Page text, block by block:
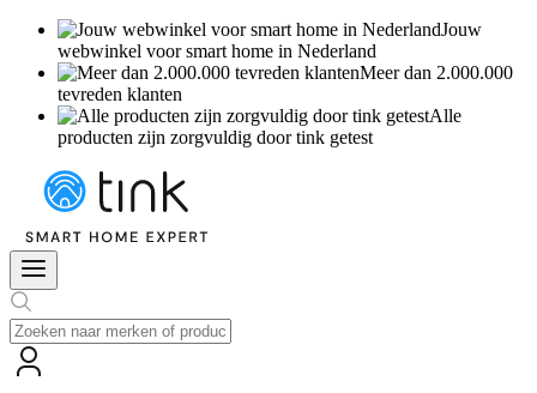
Jouw
webwinkel voor smart home in Nederland
Meer dan 2.000.000
tevreden klanten
Alle
producten zijn zorgvuldig door tink getest